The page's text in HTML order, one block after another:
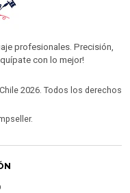
profesionales. Precisión,
con lo mejor!
2026. Todos los derechos
.